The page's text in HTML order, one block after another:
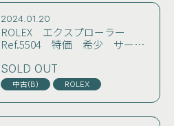
2024.01.20
ROLEX エクスプローラー
Ref.5504 特価 希少 サーク
バタフライローター コンディ
ション良好 雰囲気良し
SOLD OUT
中古(B) ROLEX